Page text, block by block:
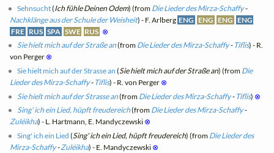
Sehnsucht(Ich fühle Deinen Odem) (from Die Lieder des Mirza-Schaffy-
Nachklänge aus der Schule der Weisheit) - F. Arlberg ENG ENG ENG ENG
FRE RUS SPA SWE RUS ⊗
Sie hielt mich auf der Straße an(from Die Lieder des Mirza-Schaffy- Tiflis) - R.
von Perger ⊗
Sie hielt mich auf der Strasse an (Sie hielt mich auf der Straße an) (from Die
Lieder des Mirza-Schaffy- Tiflis) - R. von Perger ⊗
Sie hielt mich auf der Strasse an(from Die Lieder des Mirza-Schaffy- Tiflis) ⊗
Sing' ich ein Lied, hüpft freudereich(from Die Lieder des Mirza-Schaffy-
Zuléikha) - L. Hartmann, E. Mandyczewski ⊗
Sing' ich ein Lied (Sing' ich ein Lied, hüpft freudereich) (from Die Lieder des
Mirza-Schaffy-Zuléikha) - E. Mandyczewski ⊗